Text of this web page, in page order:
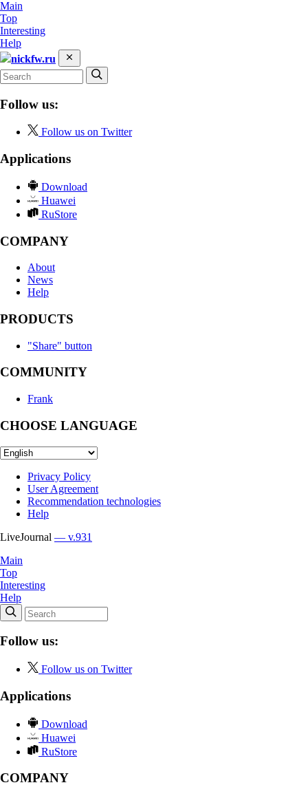
Main
Top
Interesting
Help
nickfw.ru
Follow us:
Follow us on Twitter
Applications
Download
Huawei
RuStore
COMPANY
About
News
Help
PRODUCTS
"Share" button
COMMUNITY
Frank
CHOOSE LANGUAGE
Privacy Policy
User Agreement
Recommendation technologies
Help
LiveJournal — v.931
Main
Top
Interesting
Help
Follow us:
Follow us on Twitter
Applications
Download
Huawei
RuStore
COMPANY